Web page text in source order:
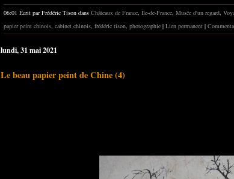
06:01 Écrit par Frédéric Tison dans Châteaux de France, Île-de-France, Musée d'un regard,
papier peint chinois, cabinet chinois, frédéric tison, photographie | Lien permanent |
lundi, 31 mai 2021
Le beau papier peint de Chine (4)